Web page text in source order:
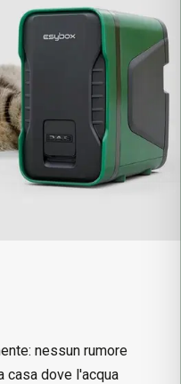
nessun rumore
dove l'acqua